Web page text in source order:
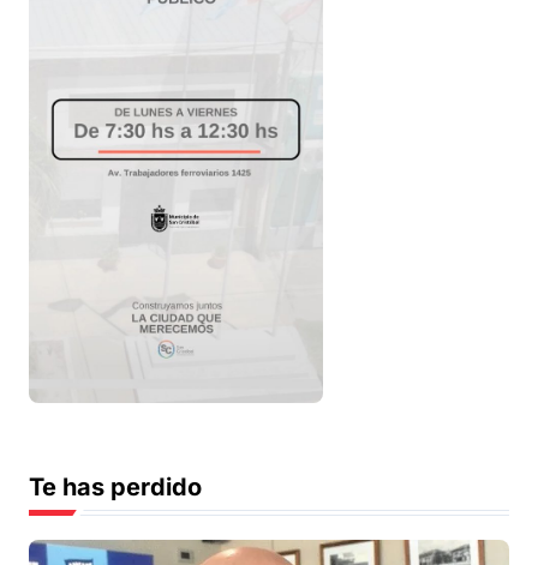
Te has perdido